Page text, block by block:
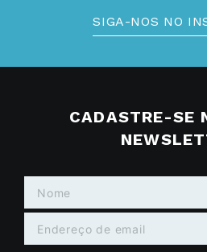
SIGA-NOS NO
CADASTRE-SE